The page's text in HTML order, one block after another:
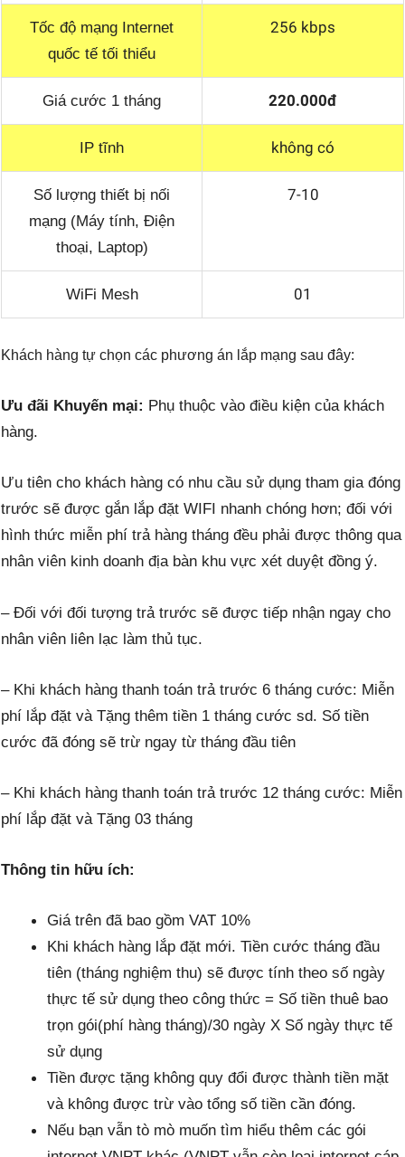
Tốc độ mạng Internet
quốc tế tối thiểu
256 kbps
Giá cước 1 tháng 220.000đ
IP tĩnh không có
Số lượng thiết bị nối
mạng (Máy tính, Điện
thoại, Laptop)
7-10
WiFi Mesh 01
Khách hàng tự chọn các phương án lắp mạng sau đây:
Ưu đãi Khuyến mại: Phụ thuộc vào điều kiện của khách
hàng.
Ưu tiên cho khách hàng có nhu cầu sử dụng tham gia đóng
trước sẽ được gắn lắp đặt WIFI nhanh chóng hơn; đối với
hình thức miễn phí trả hàng tháng đều phải được thông qua
nhân viên kinh doanh địa bàn khu vực xét duyệt đồng ý.
– Đối với đối tượng trả trước sẽ được tiếp nhận ngay cho
nhân viên liên lạc làm thủ tục.
– Khi khách hàng thanh toán trả trước 6 tháng cước: Miễn
phí lắp đặt và Tặng thêm tiền 1 tháng cước sd. Số tiền
cước đã đóng sẽ trừ ngay từ tháng đầu tiên
– Khi khách hàng thanh toán trả trước 12 tháng cước: Miễn
phí lắp đặt và Tặng 03 tháng
Thông tin hữu ích:
Giá trên đã bao gồm VAT 10%
Khi khách hàng lắp đặt mới. Tiền cước tháng đầu
tiên (tháng nghiệm thu) sẽ được tính theo số ngày
thực tế sử dụng theo công thức = Số tiền thuê bao
trọn gói(phí hàng tháng)/30 ngày X Số ngày thực tế
sử dụng
Tiền được tặng không quy đổi được thành tiền mặt
và không được trừ vào tổng số tiền cần đóng.
Nếu bạn vẫn tò mò muốn tìm hiểu thêm các gói